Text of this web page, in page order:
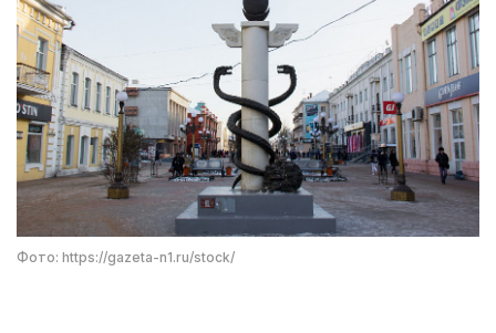
Фото: https://gazeta-n1.ru/stock/